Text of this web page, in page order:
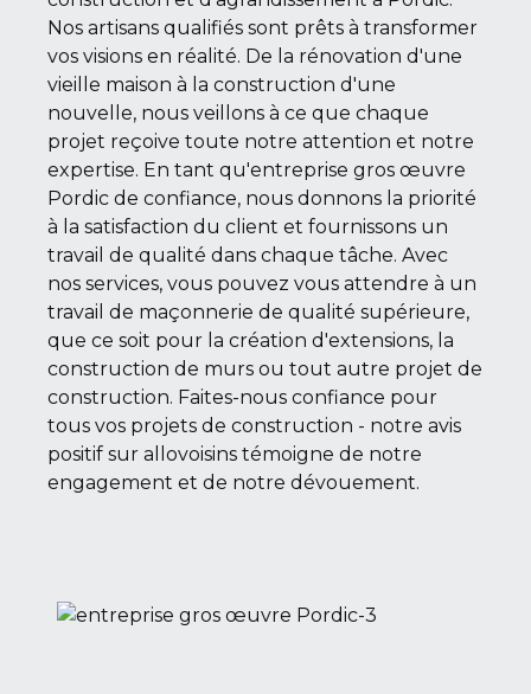
Nos artisans qualifiés sont prêts à transformer
vos visions en réalité. De la rénovation d'une
vieille maison à la construction d'une
nouvelle, nous veillons à ce que chaque
projet reçoive toute notre attention et notre
expertise. En tant qu'entreprise gros œuvre
Pordic de confiance, nous donnons la priorité
à la satisfaction du client et fournissons un
travail de qualité dans chaque tâche. Avec
nos services, vous pouvez vous attendre à un
travail de maçonnerie de qualité supérieure,
que ce soit pour la création d'extensions, la
construction de murs ou tout autre projet de
construction. Faites-nous confiance pour
tous vos projets de construction - notre avis
positif sur allovoisins témoigne de notre
engagement et de notre dévouement.